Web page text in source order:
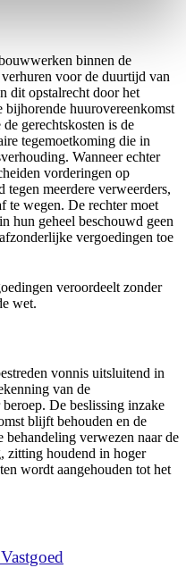
binnen de
voor de duurtijd van
dit opstalrecht door het
huurovereenkomst
gerechtskosten is de
tegemoetkoming die in
Wanneer echter
vorderingen op
meerdere verweerders,
te wegen. De rechter moet
hun geheel beschouwd geen
vergoedingen toe
veroordeelt zonder
wet.
vonnis uitsluitend in
van de
De beslissing inzake
blijft behouden en de
behandeling verwezen naar de
zitting houdend in hoger
wordt aangehouden tot het